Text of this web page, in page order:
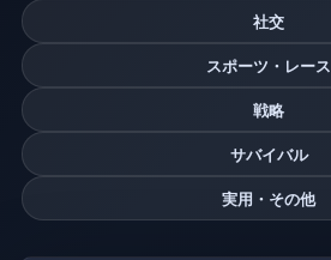
社交
スポーツ・レース
戦略
サバイバル
実用・その他